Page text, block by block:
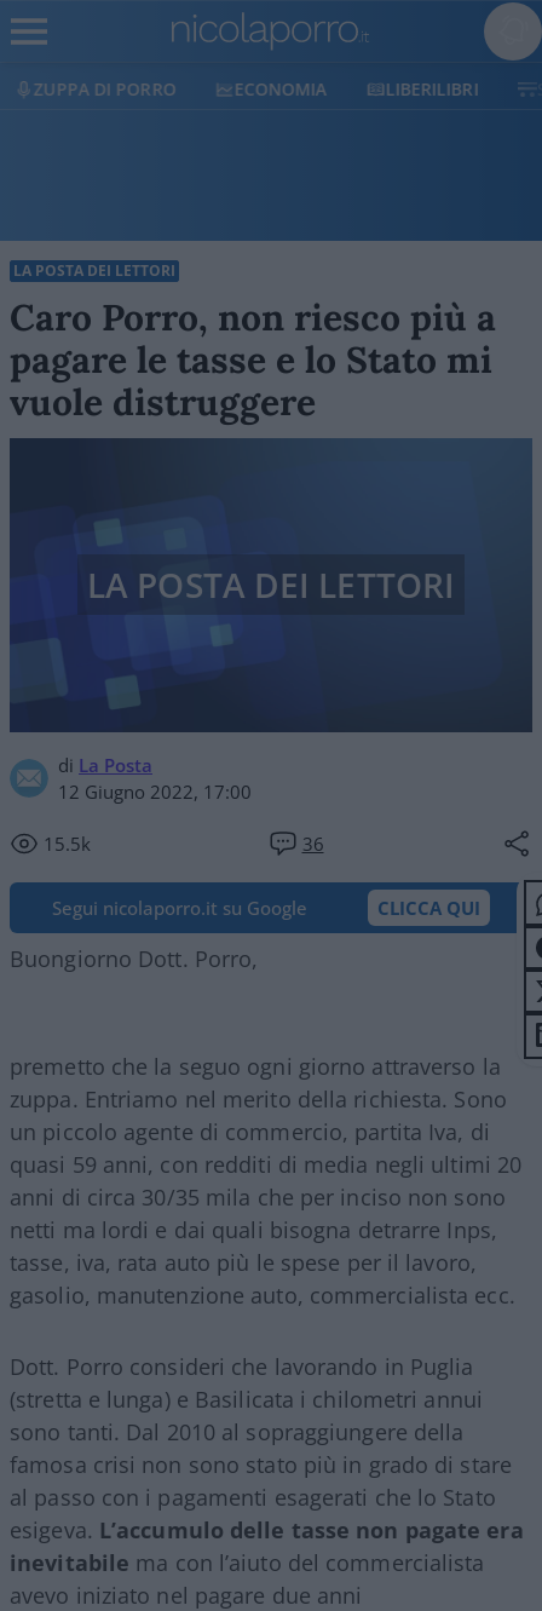
ECONOMIA LIBERILIBRI SHOP SOSTIENICI
LA POSTA DEI LETTORI
Caro Porro, non riesco più a
pagare le tasse e lo Stato mi
vuole distruggere
di La Posta
12 Giugno 2022, 17:00
15.5k 36
LA POSTA DEI LETTORI
Segui nicolaporro.it su Google CLICCA QUI
Buongiorno Dott. Porro,
premetto che la seguo ogni giorno attraverso la
zuppa. Entriamo nel merito della richiesta. Sono
un piccolo agente di commercio, partita Iva, di
quasi 59 anni, con redditi di media negli ultimi 20
anni di circa 30/35 mila che per inciso non sono
netti ma lordi e dai quali bisogna detrarre Inps,
tasse, iva, rata auto più le spese per il lavoro,
gasolio, manutenzione auto, commercialista ecc.
Dott. Porro consideri che lavorando in Puglia
(stretta e lunga) e Basilicata i chilometri annui
sono tanti. Dal 2010 al sopraggiungere della
famosa crisi non sono stato più in grado di stare
al passo con i pagamenti esagerati che lo Stato
esigeva. L’accumulo delle tasse non pagate era
inevitabile ma con l’aiuto del commercialista
avevo iniziato nel pagare due anni